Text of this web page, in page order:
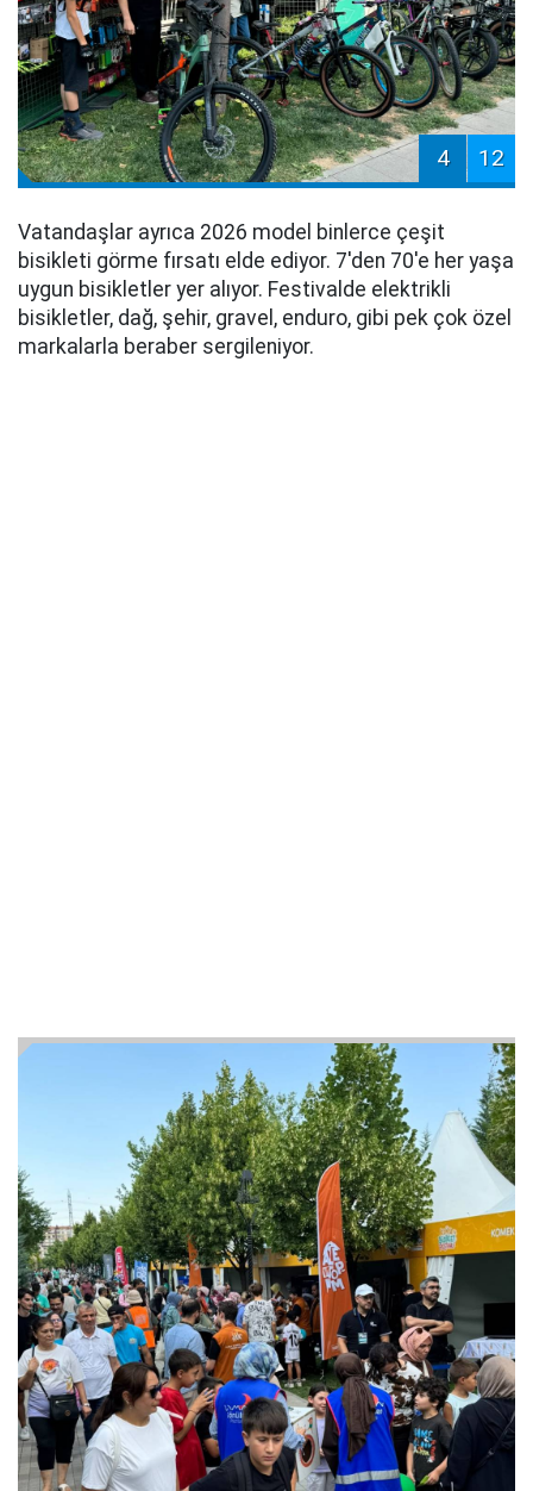
4 12
Vatandaşlar ayrıca 2026 model binlerce çeşit
bisikleti görme fırsatı elde ediyor. 7'den 70'e her yaşa
uygun bisikletler yer alıyor. Festivalde elektrikli
bisikletler, dağ, şehir, gravel, enduro, gibi pek çok özel
markalarla beraber sergileniyor.